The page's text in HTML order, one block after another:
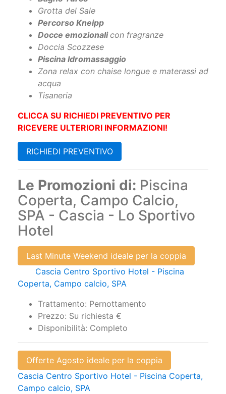
Grotta del Sale
Percorso Kneipp
Docce emozionalicon fragranze
Doccia Scozzese
Piscina Idromassaggio
Zona relax con chaise longue e materassi ad
acqua
Tisaneria
CLICCA SU RICHIEDI PREVENTIVO PER
RICEVERE ULTERIORI INFORMAZIONI!
RICHIEDI PREVENTIVO
Le Promozioni di: Piscina
Coperta, Campo Calcio,
SPA - Cascia - Lo Sportivo
Hotel
Last Minute Weekend ideale per la coppia
Cascia Centro Sportivo Hotel - Piscina
Coperta, Campo calcio, SPA
Trattamento: Pernottamento
Prezzo: Su richiesta €
Disponibilità: Completo
Offerte Agosto ideale per la coppia
Cascia Centro Sportivo Hotel - Piscina Coperta,
Campo calcio, SPA